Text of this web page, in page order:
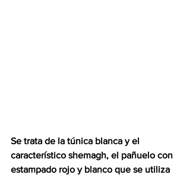
Se trata de la túnica blanca y el
característico shemagh, el pañuelo con
estampado rojo y blanco que se utiliza